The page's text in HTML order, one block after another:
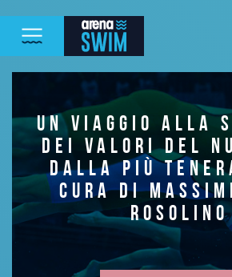
UN VIAGGIO ALLA
DEI VALORI DEL
DALLA PIÙ
CURA DI
ROSOLINO